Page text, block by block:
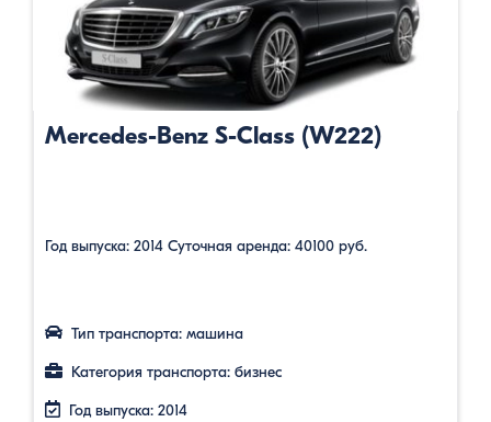
Mercedes-Benz S-Class (W222)
Год выпуска: 2014 Суточная аренда: 40100 руб.
Тип транспорта: машина
Категория транспорта: бизнес
Год выпуска: 2014